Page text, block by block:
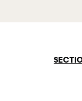
d’expertises